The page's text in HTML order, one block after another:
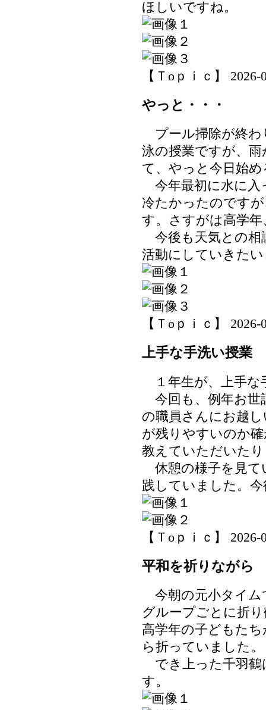
ほしいですね。
【Ｔoｐｉｃ】 2026-
やっと・・・
プール掃除が終わ
泳の授業ですが、
て、やっと今日始
今年最初に水に入
冷たかったのです
す。さすがは高学
今後も天気との相
活動にしていきた
【Ｔoｐｉｃ】 2026-
上手な手洗い授業
１年生が、上手な
今回も、例年お世
の職員さんにお越
が残りやすいのか
教えていただいた
休憩の様子を見て
践していました。
【Ｔoｐｉｃ】 2026-
平和を祈りながら
今朝の元小タイム
グループごとに折
高学年の子どもた
ら折っていました。
でき上った千羽鶴
す。